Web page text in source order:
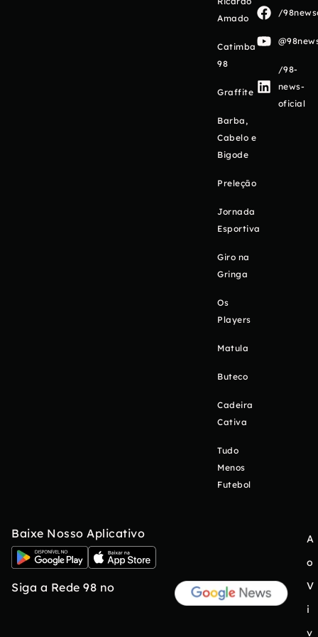
Amado
Catimba
98
Graffite
Barba,
Cabelo e
Bigode
Preleção
Jornada
Esportiva
Giro na
Gringa
Os
Players
Matula
Buteco
Cadeira
Cativa
Tudo
Menos
Futebol
/
/98-
news-
oficial
Baixe Nosso Aplicativo
Siga a Rede 98 no
A
o
V
i
v